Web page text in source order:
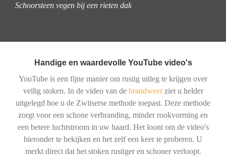
Schoorsteen vegen bij een rieten dak
Handige en waardevolle YouTube video's
YouTube is een fijne manier om rustig uitleg te krijgen over
veilig stoken. In de video van de brandweerziet u helder
uitgelegd hoe u de Zwitserse methode toepast. Deze methode
zorgt voor een schone verbranding, minder rookvorming en
een betere luchtstroom in uw haard. Het loont om de video's
hieronder te bekijken en het zelf een keer te proberen. U
merkt direct dat het stoken rustiger en schoner verloopt.